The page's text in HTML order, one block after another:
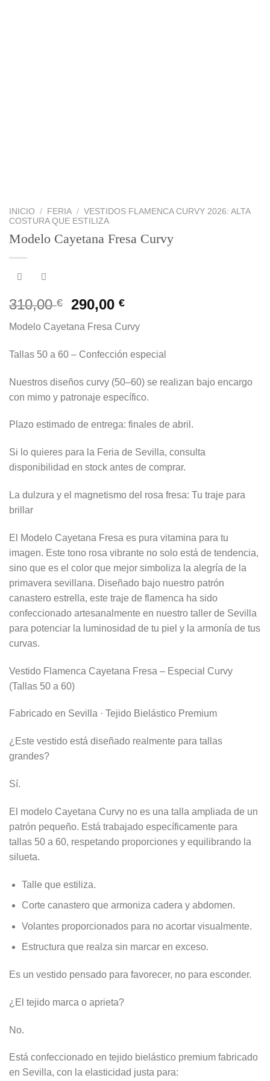
INICIO / FERIA / VESTIDOS FLAMENCA CURVY 2026: ALTA
COSTURA QUE ESTILIZA
Modelo Cayetana Fresa Curvy
310,00€
El
original
era:
310,00 €.
290,00€El
actual
290,00 €.
Modelo Cayetana Fresa Curvy
Tallas 50 a 60 – Confección especial
Nuestros diseños curvy (50–60) se realizan bajo encargo
con mimo y patronaje específico.
Plazo estimado de entrega: finales de abril.
Si lo quieres para la Feria de Sevilla, consulta
disponibilidad en stock antes de comprar.
La dulzura y el magnetismo del rosa fresa: Tu traje para
brillar
El Modelo Cayetana Fresa es pura vitamina para tu
imagen. Este tono rosa vibrante no solo está de tendencia,
sino que es el color que mejor simboliza la alegría de la
primavera sevillana. Diseñado bajo nuestro patrón
canastero estrella, este traje de flamenca ha sido
confeccionado artesanalmente en nuestro taller de Sevilla
para potenciar la luminosidad de tu piel y la armonía de tus
curvas.
Vestido Flamenca Cayetana Fresa – Especial Curvy
(Tallas 50 a 60)
Fabricado en Sevilla · Tejido Bielástico Premium
¿Este vestido está diseñado realmente para tallas
grandes?
Sí.
El modelo Cayetana Curvy no es una talla ampliada de un
patrón pequeño. Está trabajado específicamente para
tallas 50 a 60, respetando proporciones y equilibrando la
silueta.
Talle que estiliza.
Corte canastero que armoniza cadera y abdomen.
Volantes proporcionados para no acortar visualmente.
Estructura que realza sin marcar en exceso.
Es un vestido pensado para favorecer, no para esconder.
¿El tejido marca o aprieta?
No.
Está confeccionado en tejido bielástico premium fabricado
en Sevilla, con la elasticidad justa para: